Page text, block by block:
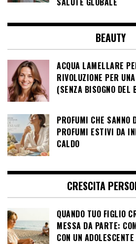
BEAUTY
ACQUA LAMELLARE
RIVOLUZIONE PER
(SENZA BISOGNO DEL
PROFUMI CHE SANNO
PROFUMI ESTIVI DA
CALDO
CRESCITA
QUANDO TUO FIGLIO
MESSA DA PARTE:
CON UN ADOLESCENTE